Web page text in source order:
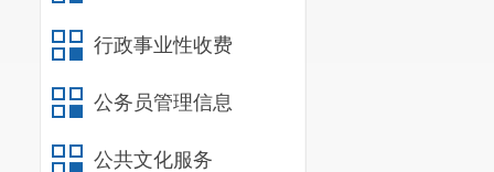
行政事业性收费
公务员管理信息
公共文化服务